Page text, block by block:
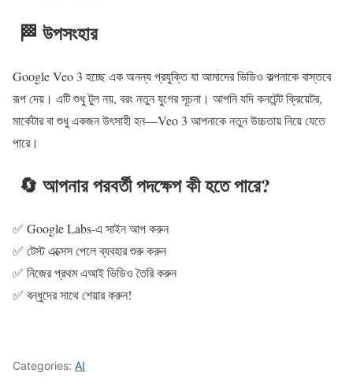
🏁 উপসংহার
Google Veo 3 হচ্ছে এক অনন্য প্রযুক্তি যা আমাদের ভিডিও কল্পনাকে বাস্তবে
রূপ দেয়। এটি শুধু টুল নয়, বরং নতুন যুগের সূচনা। আপনি যদি কনটেন্ট ক্রিয়েটর,
মার্কেটার বা শুধু একজন উৎসাহী হন—Veo 3 আপনাকে নতুন উচ্চতায় নিয়ে যেতে
পারে।
🔄 আপনার পরবর্তী পদক্ষেপ কী হতে পারে?
✅ Google Labs-এ সাইন আপ করুন
✅ টেস্ট এক্সেস পেলে ব্যবহার শুরু করুন
✅ নিজের প্রথম এআই ভিডিও তৈরি করুন
✅ বন্ধুদের সাথে শেয়ার করুন!
Categories: AI